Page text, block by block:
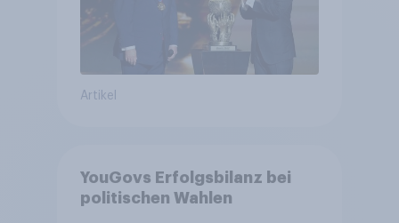
Artikel
YouGovs Erfolgsbilanz bei
politischen Wahlen